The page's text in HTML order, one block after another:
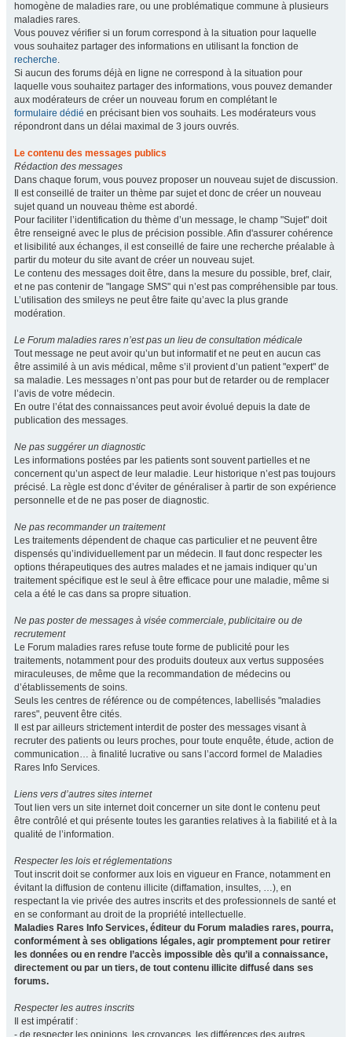
homogène de maladies rare, ou une problématique commune à plusieurs
maladies rares.
Vous pouvez vérifier si un forum correspond à la situation pour laquelle
vous souhaitez partager des informations en utilisant la fonction de
recherche.
Si aucun des forums déjà en ligne ne correspond à la situation pour
laquelle vous souhaitez partager des informations, vous pouvez demander
aux modérateurs de créer un nouveau forum en complétant le
formulaire dédié en précisant bien vos souhaits. Les modérateurs vous
répondront dans un délai maximal de 3 jours ouvrés.
Le contenu des messages publics
Rédaction des messages
Dans chaque forum, vous pouvez proposer un nouveau sujet de discussion.
Il est conseillé de traiter un thème par sujet et donc de créer un nouveau
sujet quand un nouveau thème est abordé.
Pour faciliter l’identification du thème d’un message, le champ "Sujet" doit
être renseigné avec le plus de précision possible. Afin d'assurer cohérence
et lisibilité aux échanges, il est conseillé de faire une recherche préalable à
partir du moteur du site avant de créer un nouveau sujet.
Le contenu des messages doit être, dans la mesure du possible, bref, clair,
et ne pas contenir de "langage SMS" qui n’est pas compréhensible par tous.
L’utilisation des smileys ne peut être faite qu’avec la plus grande
modération.
Le Forum maladies rares n’est pas un lieu de consultation médicale
Tout message ne peut avoir qu’un but informatif et ne peut en aucun cas
être assimilé à un avis médical, même s’il provient d’un patient "expert" de
sa maladie. Les messages n’ont pas pour but de retarder ou de remplacer
l’avis de votre médecin.
En outre l’état des connaissances peut avoir évolué depuis la date de
publication des messages.
Ne pas suggérer un diagnostic
Les informations postées par les patients sont souvent partielles et ne
concernent qu’un aspect de leur maladie. Leur historique n’est pas toujours
précisé. La règle est donc d’éviter de généraliser à partir de son expérience
personnelle et de ne pas poser de diagnostic.
Ne pas recommander un traitement
Les traitements dépendent de chaque cas particulier et ne peuvent être
dispensés qu’individuellement par un médecin. Il faut donc respecter les
options thérapeutiques des autres malades et ne jamais indiquer qu’un
traitement spécifique est le seul à être efficace pour une maladie, même si
cela a été le cas dans sa propre situation.
Ne pas poster de messages à visée commerciale, publicitaire ou de
recrutement
Le Forum maladies rares refuse toute forme de publicité pour les
traitements, notamment pour des produits douteux aux vertus supposées
miraculeuses, de même que la recommandation de médecins ou
d’établissements de soins.
Seuls les centres de référence ou de compétences, labellisés "maladies
rares", peuvent être cités.
Il est par ailleurs strictement interdit de poster des messages visant à
recruter des patients ou leurs proches, pour toute enquête, étude, action de
communication… à finalité lucrative ou sans l’accord formel de Maladies
Rares Info Services.
Liens vers d’autres sites internet
Tout lien vers un site internet doit concerner un site dont le contenu peut
être contrôlé et qui présente toutes les garanties relatives à la fiabilité et à la
qualité de l’information.
Respecter les lois et réglementations
Tout inscrit doit se conformer aux lois en vigueur en France, notamment en
évitant la diffusion de contenu illicite (diffamation, insultes, …), en
respectant la vie privée des autres inscrits et des professionnels de santé et
en se conformant au droit de la propriété intellectuelle.
Maladies Rares Info Services, éditeur du Forum maladies rares, pourra,
conformément à ses obligations légales, agir promptement pour retirer
les données ou en rendre l’accès impossible dès qu’il a connaissance,
directement ou par un tiers, de tout contenu illicite diffusé dans ses
forums.
Respecter les autres inscrits
Il est impératif :
- de respecter les opinions, les croyances, les différences des autres